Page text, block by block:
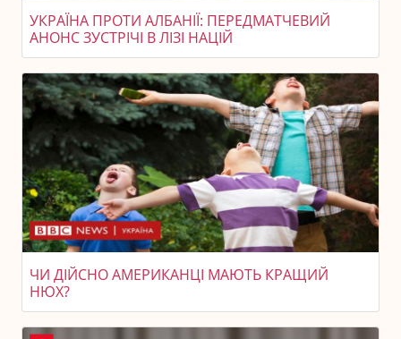
УКРАЇНА ПРОТИ АЛБАНІЇ: ПЕРЕДМАТЧЕВИЙ
АНОНС ЗУСТРІЧІ В ЛІЗІ НАЦІЙ
ЧИ ДІЙСНО АМЕРИКАНЦІ МАЮТЬ КРАЩИЙ
НЮХ?